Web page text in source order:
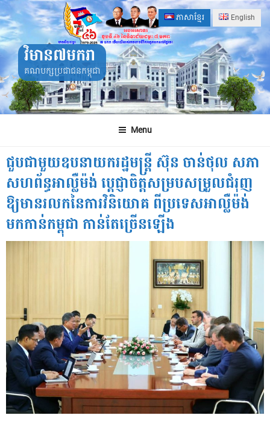
Skip
to
content
ភាសាខ្មែរ English
វិមាន៧មករា
គណបក្សប្រជាជនកម្ពុជា
Menu
ជួបជាមួយឧបនាយករដ្ឋមន្ត្រី ស៊ុន ចាន់ថុល សភា
សហព័ន្ធអាល្លឺម៉ង់ ប្តេជ្ញាចិត្តសម្របសម្រួលជំរុញ
ឱ្យមានរលកនៃការវិនិយោគ ពីប្រទេសអាល្លឺម៉ង់
មកកាន់កម្ពុជា​​​ កាន់តែច្រើនឡើង